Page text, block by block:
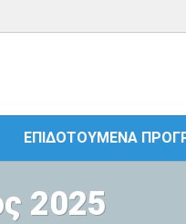
ΕΠΙΔΟΤΟΎΜΕΝΑ
2025